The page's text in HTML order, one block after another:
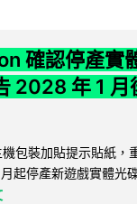
確認停產實
2028 年 1 月
包裝加貼提示貼紙，
起停產新遊戲實體光